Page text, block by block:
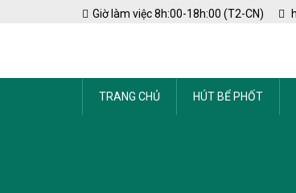
Giờ làm việc 8h:00-18h:00 (T2-CN)
TRANG CHỦ HÚT BỂ PHỐT